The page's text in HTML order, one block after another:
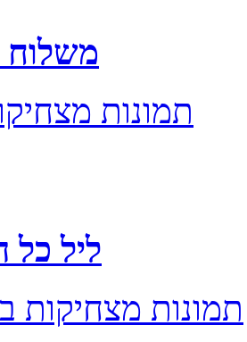
משלוח
תמונות
ליל כל
תמונות מצחיקות